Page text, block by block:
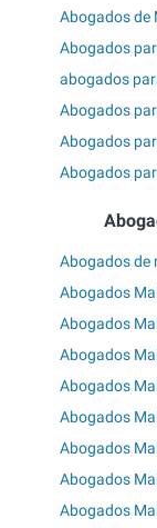
Abogados de
Abogados
abogados
Abogados
Abogados
Abogados
Abogados de
Abogados
Abogados
Abogados
Abogados
Abogados
Abogados
Abogados
Abogados